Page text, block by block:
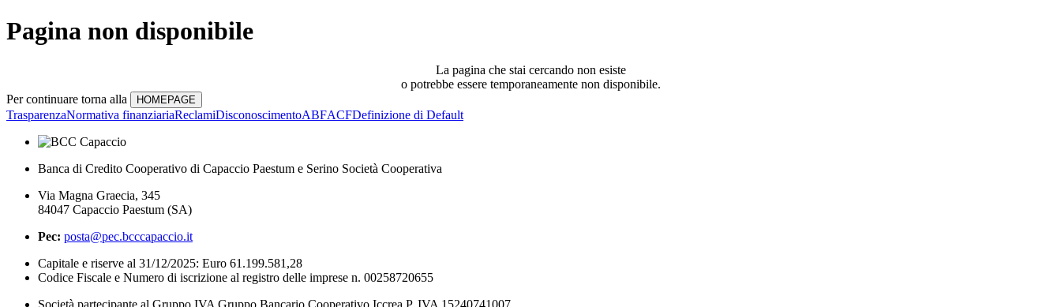
Pagina non disponibile
La pagina che stai cercando non esiste
o potrebbe essere temporaneamente non disponibile.
Per continuare torna alla
TrasparenzaNormativa finanziariaReclamiDisconoscimentoABFACFDefinizione di Default
Banca di Credito Cooperativo di Capaccio Paestum e Serino Società Cooperativa
Via Magna Graecia, 345
84047 Capaccio Paestum (SA)
Pec: posta@pec.bcccapaccio.it
Capitale e riserve al 31/12/2025: Euro 61.199.581,28
Codice Fiscale e Numero di iscrizione al registro delle imprese n. 00258720655
Società partecipante al Gruppo IVA Gruppo Bancario Cooperativo Iccrea P. IVA 15240741007